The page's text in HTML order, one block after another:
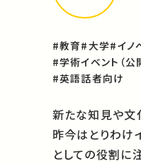
#教育#大学#イノ
#学術イベント（公
#英語話者向け
新たな知見や文
昨今はとりわけ
としての役割に